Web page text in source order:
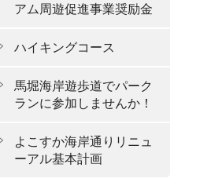
アム周遊促進事業奨励金
ハイキングコース
馬堀海岸遊歩道でパーク
ランに参加しませんか！
よこすか海岸通りリニュ
ーアル基本計画